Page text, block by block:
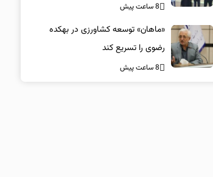
8 ساعت پیش
«ماهان» توسعه کشاورزی در بهکده
رضوی را تسریع کند
8 ساعت پیش